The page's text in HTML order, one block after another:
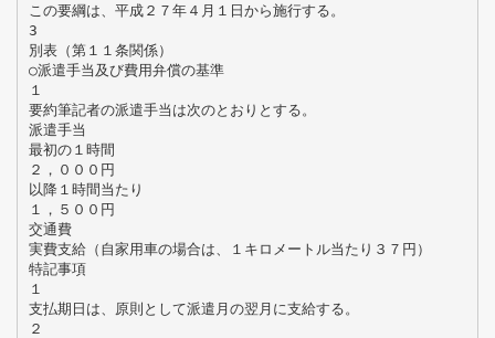
この要綱は、平成２７年４月１日から施行する。
3
別表（第１１条関係）
○派遣手当及び費用弁償の基準
１
要約筆記者の派遣手当は次のとおりとする。
派遣手当
最初の１時間
２，０００円
以降１時間当たり
１，５００円
交通費
実費支給（自家用車の場合は、１キロメートル当たり３７円）
特記事項
１
支払期日は、原則として派遣月の翌月に支給する。
２